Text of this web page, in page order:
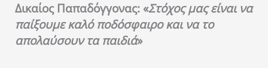
Δικαίος Παπαδόγγονας: «Στόχος μας είναι να
παίξουμε καλό ποδόσφαιρο και να το
απολαύσουν τα παιδιά»